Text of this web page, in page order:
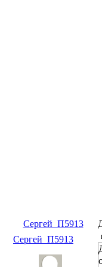
Сергей_П5913
Сергей_П5913